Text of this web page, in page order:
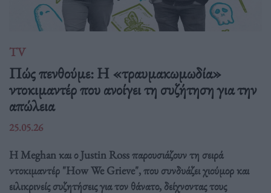
TV
Πώς πενθούμε: Η «τραυμακωμωδία»
ντοκιμαντέρ που ανοίγει τη συζήτηση για την
απώλεια
25.05.26
Η Meghan και ο Justin Ross παρουσιάζουν τη σειρά
ντοκιμαντέρ "How We Grieve", που συνδυάζει χιούμορ και
ειλικρινείς συζητήσεις για τον θάνατο, δείχνοντας τους